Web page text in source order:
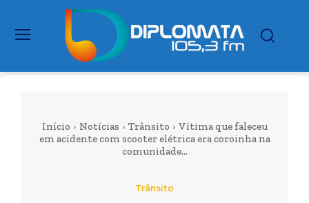
Início Notícias Trânsito
Vítima que faleceu
em acidente com scooter elétrica era coroinha na
comunidade...
Trânsito